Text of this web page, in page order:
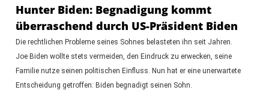
Hunter Biden: Begnadigung kommt
überraschend durch US-Präsident Biden
Die rechtlichen Probleme seines Sohnes belasteten ihn seit Jahren.
Joe Biden wollte stets vermeiden, den Eindruck zu erwecken, seine
Familie nutze seinen politischen Einfluss. Nun hat er eine unerwartete
Entscheidung getroffen: Biden begnadigt seinen Sohn.